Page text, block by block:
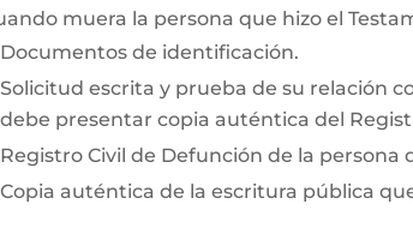
muera la persona que hizo el
Documentos de identificación.
Solicitud escrita y prueba de su relación
debe presentar copia auténtica del
Registro Civil de Defunción de la
Copia auténtica de la escritura pública